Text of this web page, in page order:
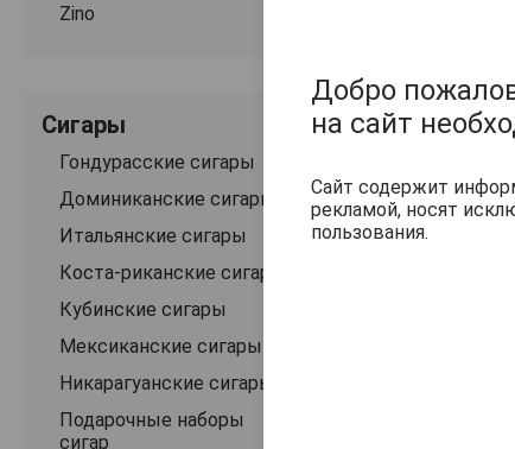
Zino
Сигары
Гондурасские сигары
Доминиканские сигары
Итальянские сигары
Коста-риканские сигары
Кубинские сигары
Мексиканские сигары
Никарагуанские сигары
Подарочные наборы
сигар
Оцените и
Добро
на сайт
Сайт содержит
рекламой, носят
пользования.